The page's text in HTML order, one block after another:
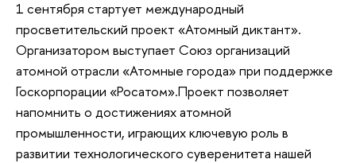
1 сентября стартует международный
просветительский проект «Атомный диктант».
Организатором выступает Союз организаций
атомной отрасли «Атомные города» при поддержке
Госкорпорации «Росатом».Проект позволяет
напомнить о достижениях атомной
промышленности, играющих ключевую роль в
развитии технологического суверенитета нашей